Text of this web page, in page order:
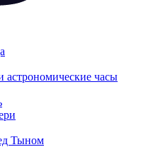
астрономические часы
Тыном